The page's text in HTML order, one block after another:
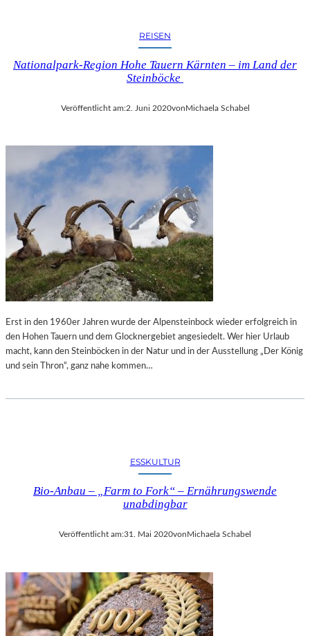
REISEN
Nationalpark-Region Hohe Tauern Kärnten – im Land der
Steinböcke
Veröffentlicht am:2. Juni 2020vonMichaela Schabel
Erst in den 1960er Jahren wurde der Alpensteinbock wieder erfolgreich in
den Hohen Tauern und dem Glocknergebiet angesiedelt. Wer hier Urlaub
macht, kann den Steinböcken in der Natur und in der Ausstellung „Der König
und sein Thron“, ganz nahe kommen…
ESSKULTUR
Bio-Anbau – „Farm to Fork“ – Ernährungswende
unabdingbar
Veröffentlicht am:31. Mai 2020von Michaela Schabel